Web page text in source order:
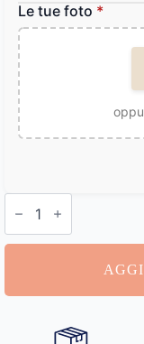
Le tue foto *
Cuscino
con
Personalizzata